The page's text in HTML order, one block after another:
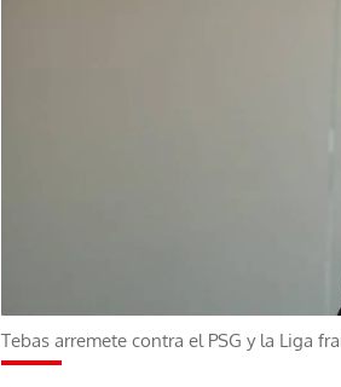
Tebas arremete contra el PSG y la Liga